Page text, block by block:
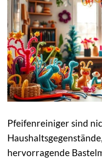
Pfeifenreiniger sind
hervorragende